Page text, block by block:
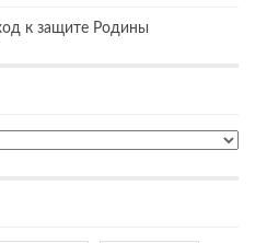
к защите Родины